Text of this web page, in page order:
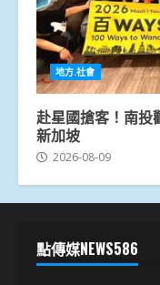
地方.社會
赴星國搶客！南投
新加坡
2026-08-09
點傳媒NEWS586